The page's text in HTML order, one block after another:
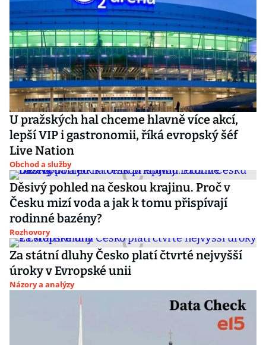
U pražských hal chceme hlavně více akcí,
lepší VIP i gastronomii, říká evropský šéf
Live Nation
Obchod a služby
Děsivý pohled na českou krajinu. Proč v
Česku mizí voda a jak k tomu přispívají
rodinné bazény?
Rozhovory
Za státní dluhy Česko platí čtvrté nejvyšší
úroky v Evropské unii
Názory a analýzy